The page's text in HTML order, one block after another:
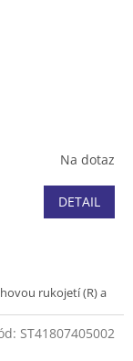
Na dotaz
DETAIL
rukojetí (R) a
ST41807405002